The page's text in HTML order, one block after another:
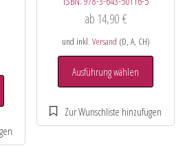
ab 14,90 €
und inkl. Versand (D, A, CH)
Ausführung wählen